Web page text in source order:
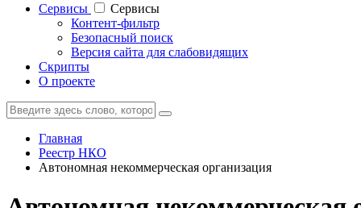
Cервисы
Cервисы
Контент-фильтр
Безопасный поиск
Версия сайта для слабовидящих
Скрипты
О проекте
Главная
Реестр НКО
Автономная некоммерческая организация